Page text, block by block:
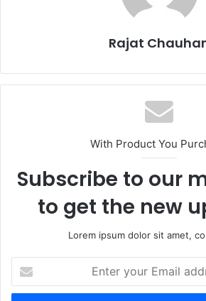
Rajat
With Product You
Subscribe to our
to get the new
Lorem ipsum dolor sit amet,
your
Email